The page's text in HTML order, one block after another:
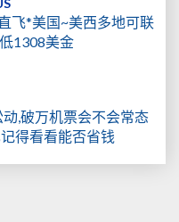
飞*美国~美西多地可联
1308美金
,破万机票会不会常态
得看看能否省钱